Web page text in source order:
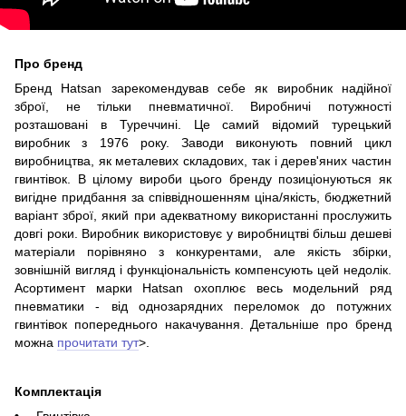
Про бренд
Бренд Hatsan зарекомендував себе як виробник надійної
зброї, не тільки пневматичної. Виробничі потужності
розташовані в Туреччині. Це самий відомий турецький
виробник з 1976 року. Заводи виконують повний цикл
виробництва, як металевих складових, так і дерев'яних частин
гвинтівок. В цілому вироби цього бренду позиціонуються як
вигідне придбання за співвідношенням ціна/якість, бюджетний
варіант зброї, який при адекватному використанні прослужить
довгі роки. Виробник використовує у виробництві більш дешеві
матеріали порівняно з конкурентами, але якість збірки,
зовнішній вигляд і функціональність компенсують цей недолік.
Асортимент марки Hatsan охоплює весь модельний ряд
пневматики - від однозарядних переломок до потужних
гвинтівок попереднього накачування. Детальніше про бренд
можна прочитати тут>.
Комплектація